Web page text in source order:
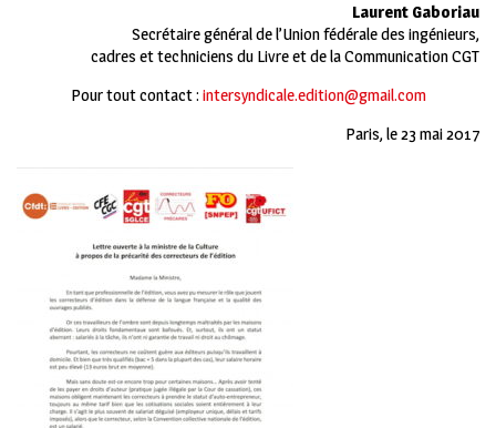
Laurent Gaboriau
Secrétaire général de l’Union fédérale des ingénieurs,
cadres et techniciens du Livre et de la Communication CGT
Pour tout contact : intersyndicale.edition@gmail.com
Paris, le 23 mai 2017